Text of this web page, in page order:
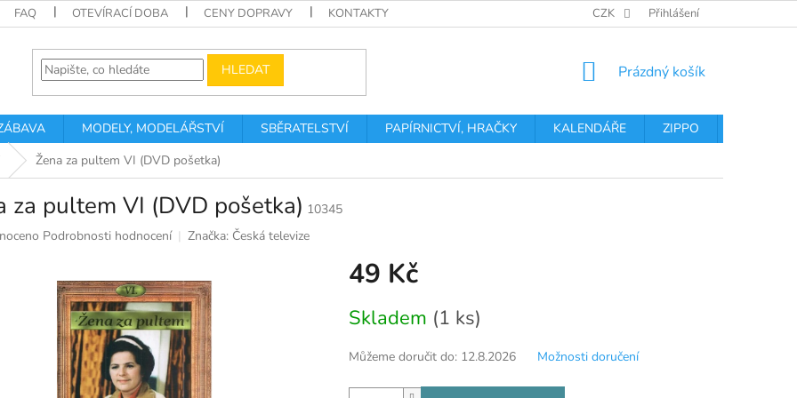
FAQ OTEVÍRACÍ DOBA CENY DOPRAVY KONTAKTY PODMÍNKY OCHRANY OSOBNÍCH
CZK Přihlášení
HLEDAT
NÁKUPNÍ
Prázdný košík
MODELY, MODELÁŘSTVÍ SBĚRATELSTVÍ PAPÍRNICTVÍ, HRAČKY KALENDÁŘE ZIPPO
Žena za pultem VI (DVD pošetka)
za pultem VI (DVD pošetka) 10345
Podrobnosti hodnocení Značka: Česká televize
49 Kč
cena:
Skladem (1 ks)
Můžeme doručit do: 12.8.2026 Možnosti doručení